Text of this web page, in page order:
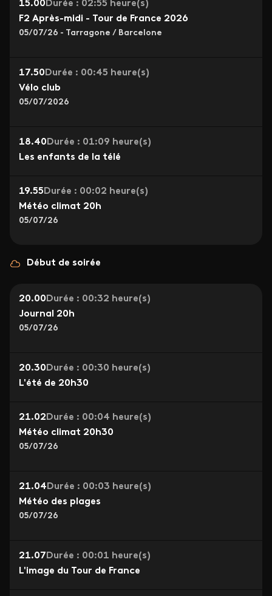
15.00 Durée : 02:55 heure(s)
F2 Après-midi - Tour de France 2026
05/07/26 - Tarragone / Barcelone
17.50 Durée : 00:45 heure(s)
Vélo club
05/07/2026
18.40 Durée : 01:09 heure(s)
Les enfants de la télé
19.55 Durée : 00:02 heure(s)
Météo climat 20h
05/07/26
Début de soirée
20.00 Durée : 00:32 heure(s)
Journal 20h
05/07/26
20.30 Durée : 00:30 heure(s)
L'été de 20h30
21.02 Durée : 00:04 heure(s)
Météo climat 20h30
05/07/26
21.04 Durée : 00:03 heure(s)
Météo des plages
05/07/26
21.07 Durée : 00:01 heure(s)
L'image du Tour de France